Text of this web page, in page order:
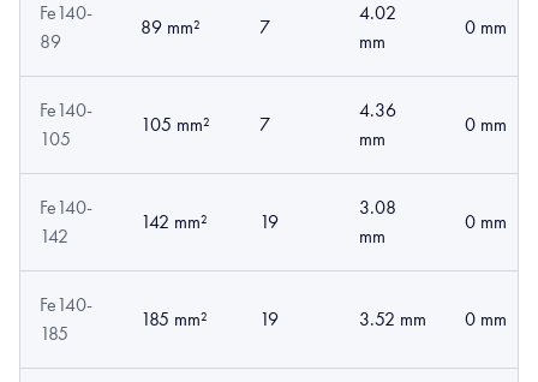
Fe140-
89
89 mm² 7
4.02
mm
0 mm
Fe140-
105
105 mm² 7
4.36
mm
0 mm
Fe140-
142
142 mm² 19
3.08
mm
0 mm
Fe140-
185
185 mm² 19 3.52 mm 0 mm